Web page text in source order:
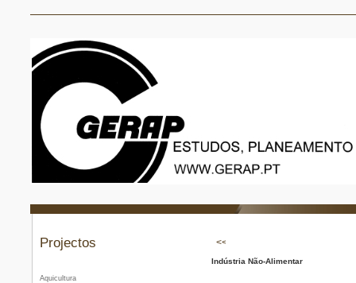
Projectos
Aquicultura
Indústria Não-Alimentar